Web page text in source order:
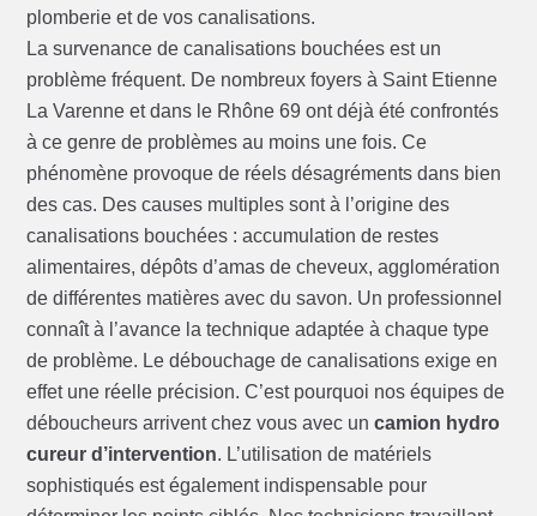
plomberie et de vos canalisations.
La survenance de canalisations bouchées est un
problème fréquent. De nombreux foyers à Saint Etienne
La Varenne et dans le Rhône 69 ont déjà été confrontés
à ce genre de problèmes au moins une fois. Ce
phénomène provoque de réels désagréments dans bien
des cas. Des causes multiples sont à l’origine des
canalisations bouchées : accumulation de restes
alimentaires, dépôts d’amas de cheveux, agglomération
de différentes matières avec du savon. Un professionnel
connaît à l’avance la technique adaptée à chaque type
de problème. Le débouchage de canalisations exige en
effet une réelle précision. C’est pourquoi nos équipes de
déboucheurs arrivent chez vous avec uncamion hydro
cureur d’intervention. L’utilisation de matériels
sophistiqués est également indispensable pour